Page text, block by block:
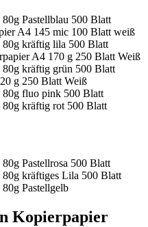
Pastellblau 500 Blatt
A4 145 mic 100 Blatt weiß
80g kräftig lila 500 Blatt
A4 170 g 250 Blatt Weiß
kräftig grün 500 Blatt
g 250 Blatt Weiß
80g fluo pink 500 Blatt
kräftig rot 500 Blatt
Pastellrosa 500 Blatt
kräftiges Lila 500 Blatt
Pastellgelb
Kopierpapier